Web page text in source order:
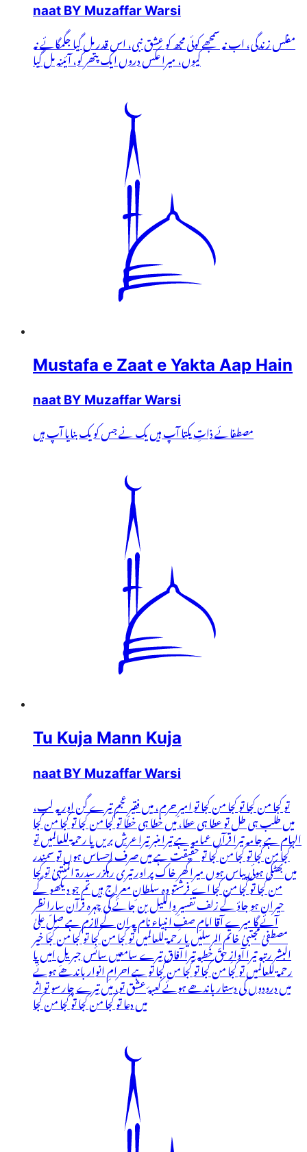
naat BY Muzaffar Warsi
مفلس زندگی، اب نہ سمجھے کوئی مجھ کو عشق نبی، اس قدر مل گیا جگمگائے نہ
کیوں، میرا عکس دروں ایک پتھر کو، آئینہ مل گیا
Mustafa e Zaat e Yakta Aap Hain
naat BY Muzaffar Warsi
مصطفائے ذاتِ یکتا آپ ہیں یک نے جس کو یک بنایا آپ ہیں
Tu Kuja Mann Kuja
naat BY Muzaffar Warsi
تو کجا من کجا تو کجا من کجا تو امیرِ حرم، میں فقیرِ عجم تیرے گن اور یہ لب،
میں طلب ہی طل تو عطا ہی عطا، میں خطا ہی خطا تو کجا من کجا تو کجا من کجا
الہام ہے جامہ تیرا قرآں عمامہ ہے تیرا منبر تیرا عرشِ بریں یا رحمۃ للعالمیں تو
کجا من کجا تو کجا من کجا تو حقیقت ہے میں صرف احساس ہوں تو سمندر
میں بھٹکی ہوئی پیاس ہوں میرا گھر خاک پر اور تیری رہگزر سدرۃ المنتہیٰ تو کجا
من کجا تو کجا من کجا اے فرشتو وہ سلطانِ معراج ہیں تم جو دیکھو گے
حیران ہو جاؤ گے زلف تفسیرِ واللیل بن جائے گی چہرہ قرآن سارا نظر
آئے گا میرے آقا امامِ صفِ انبیاء نام پہ ان کے لازم ہے صلِّ علیٰ
مصطفیٰ مجتبیٰ خاتم المرسلیں یا رحمۃ للعالمیں تو کجا من کجا تو کجا من کجا خیر
البشر رتبہ تیرا آوازِ حقّ خطبہ تیرا آفاق تیرے سامعیں سائس جبریلِ امیں یا
رحمۃ للعالمیں تو کجا من کجا تو کجا من کجا تو ہے احرامِ انوار باندھے ہوئے
میں درودوں کی دستار باندھے ہوئے کعبۂ عشق تو، میں تیرے چار سو تو اثر
میں دعا تو کجا من کجا تو کجا من کجا